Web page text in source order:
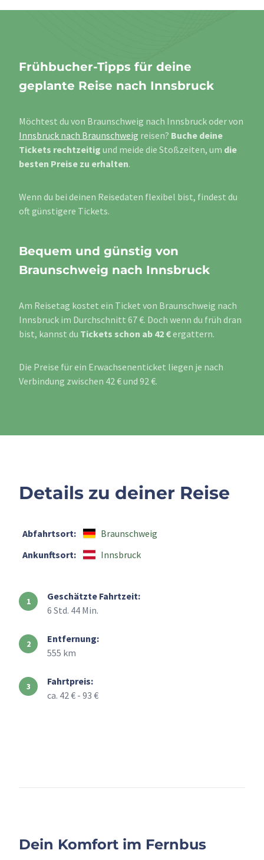
Frühbucher-Tipps für deine
geplante Reise nach Innsbruck
Möchtest du von Braunschweig nach Innsbruck oder von
Innsbruck nach Braunschweig reisen? Buche deine
Tickets rechtzeitig und meide die Stoßzeiten, um die
besten Preise zu erhalten.
Wenn du bei deinen Reisedaten flexibel bist, findest du
oft günstigere Tickets.
Bequem und günstig von
Braunschweig nach Innsbruck
Am Reisetag kostet ein Ticket von Braunschweig nach
Innsbruck im Durchschnitt 67 €. Doch wenn du früh dran
bist, kannst du Tickets schon ab 42 €ergattern.
Die Preise für ein Erwachsenenticket liegen je nach
Verbindung zwischen 42 € und 92 €.
Details zu deiner Reise
Abfahrtsort:
Braunschweig
Ankunftsort:
Innsbruck
Geschätzte Fahrtzeit:
6 Std. 44 Min.
Entfernung:
555 km
Fahrtpreis:
ca. 42 € - 93 €
Dein Komfort im Fernbus